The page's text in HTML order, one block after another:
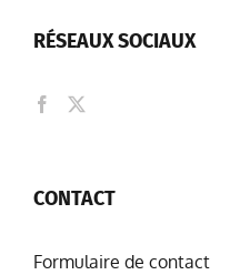
RÉSEAUX SOCIAUX
CONTACT
Formulaire de contact